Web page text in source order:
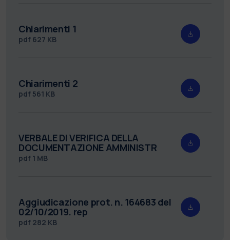
Chiarimenti 1
pdf 627 KB
Chiarimenti 2
pdf 561 KB
VERBALE DI VERIFICA DELLA
DOCUMENTAZIONE AMMINISTR
pdf 1 MB
Aggiudicazione prot. n. 164683 del
02/10/2019. rep
pdf 282 KB